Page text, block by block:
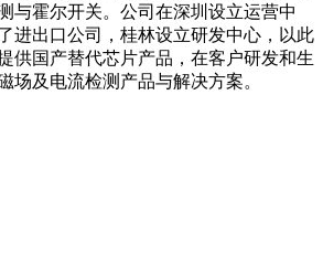
与霍尔开关。公司在深圳设立运营中
进出口公司，桂林设立研发中心，以此
供国产替代芯片产品，在客户研发和生
场及电流检测产品与解决方案。